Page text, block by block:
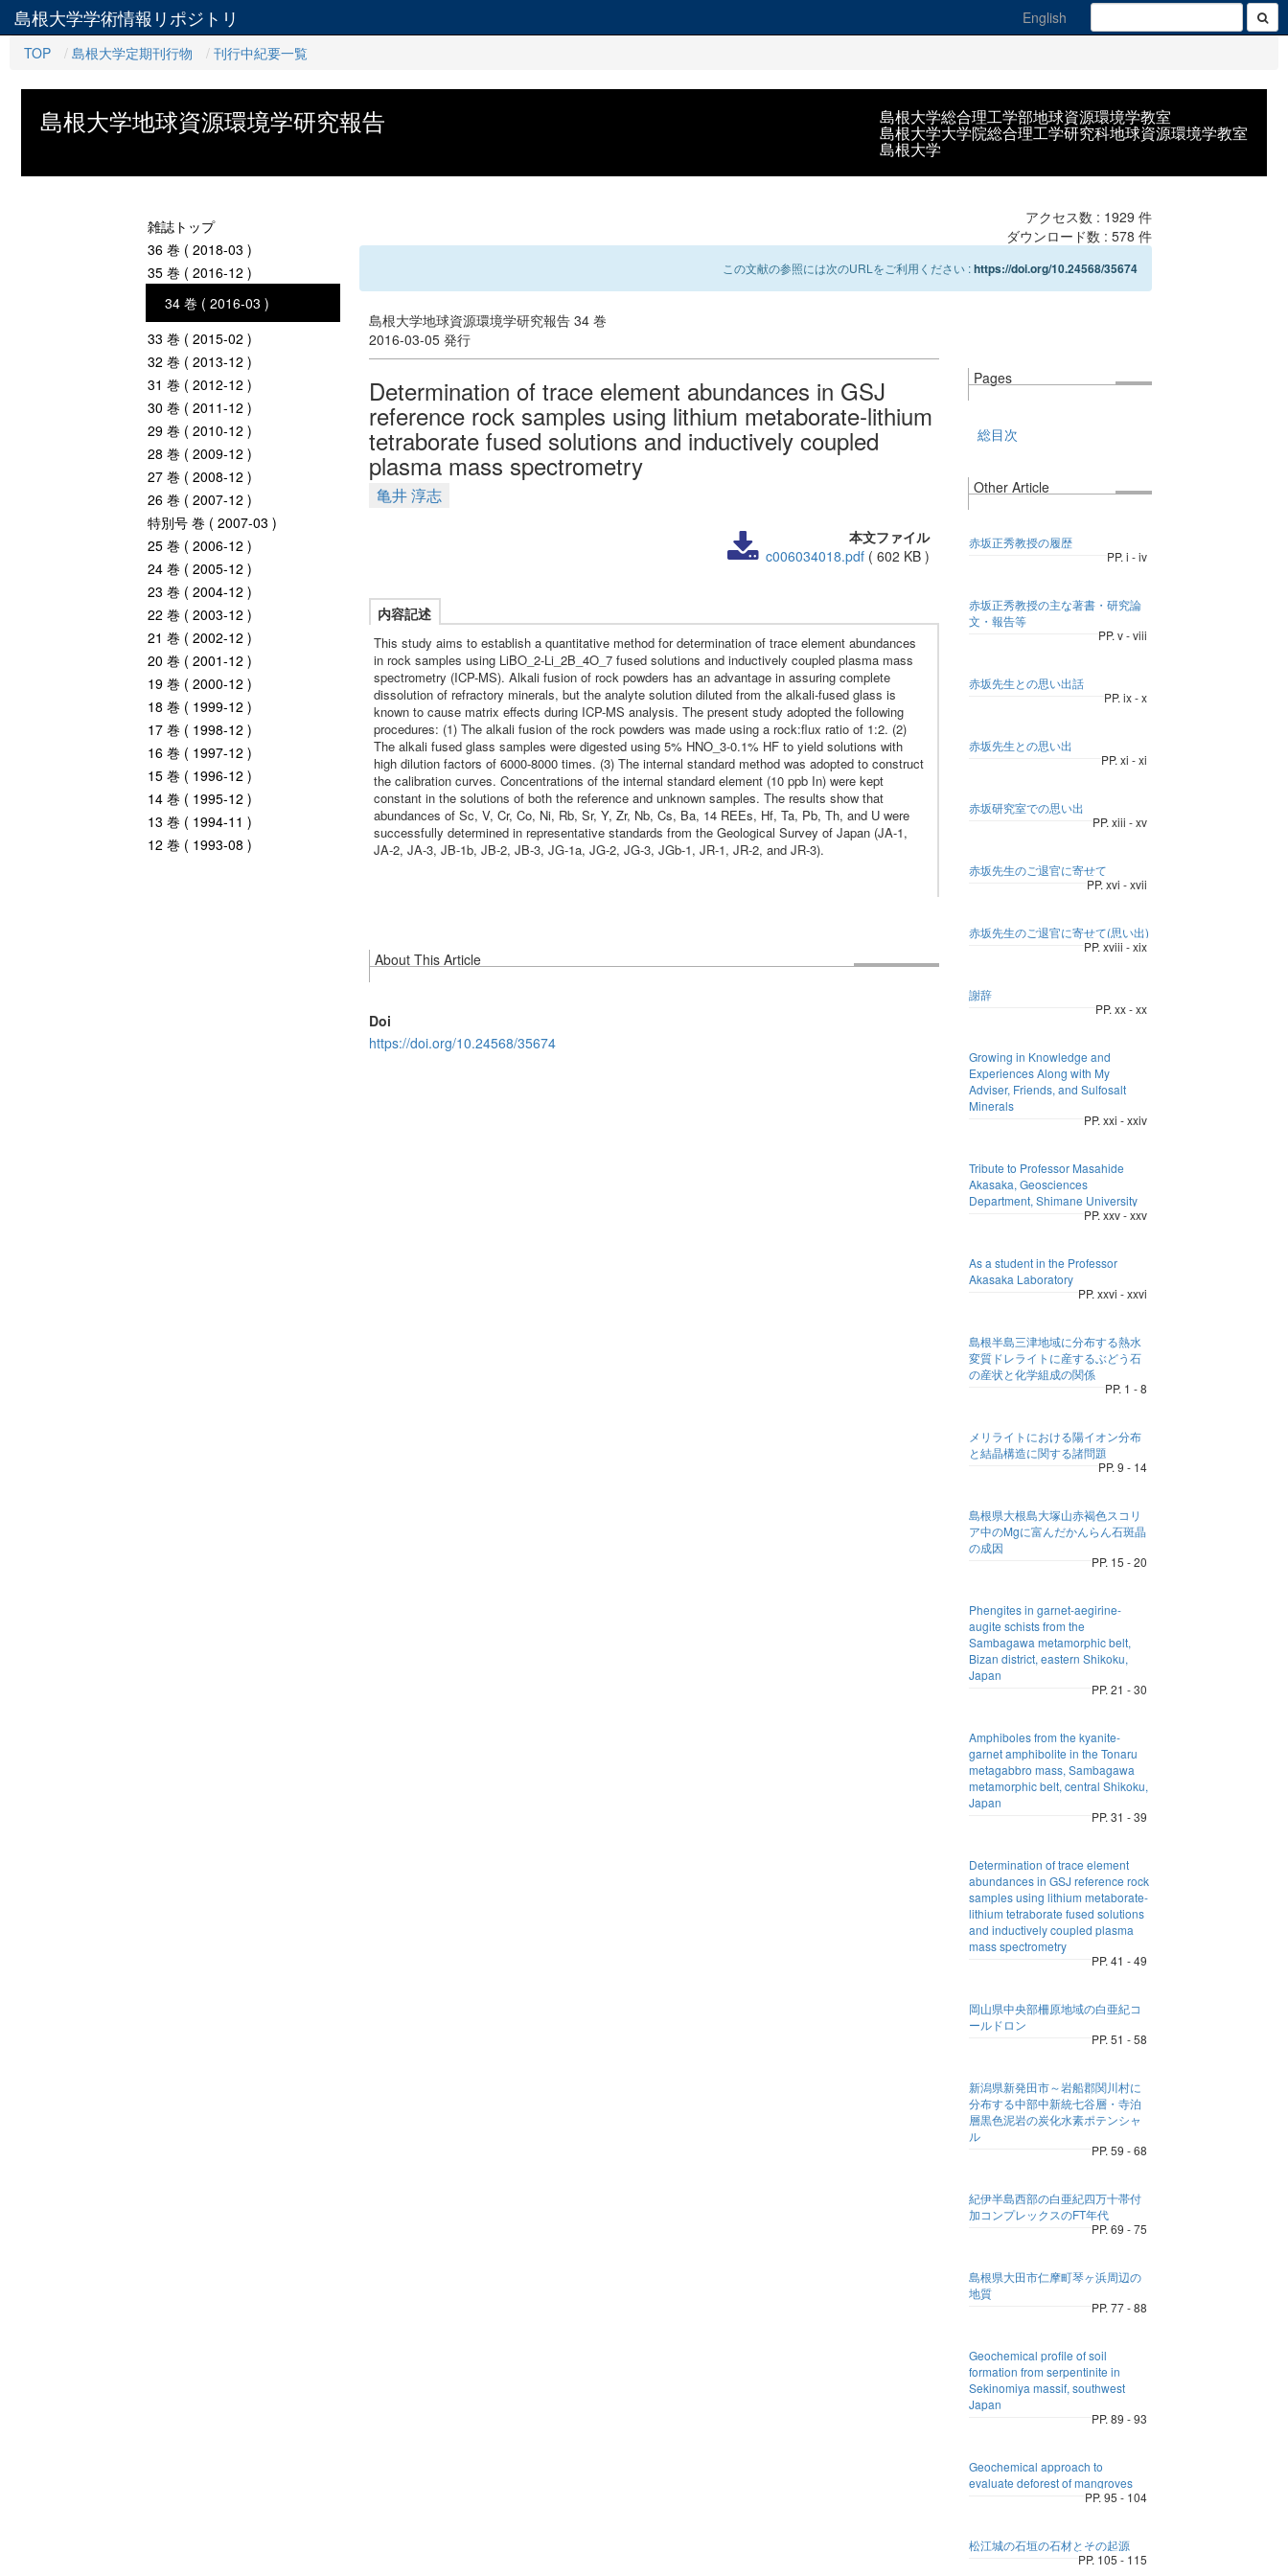
島根大学学術情報リポジトリ
English
TOP
島根大学定期刊行物 刊行中紀要一覧
島根大学総合理工学部地球資源環境学教室
島根大学大学院総合理工学研究科地球資源環境学教室
島根大学
島根大学地球資源環境学研究報告
雑誌トップ
36 巻 ( 2018-03 )
35 巻 ( 2016-12 )
34 巻 ( 2016-03 )
33 巻 ( 2015-02 )
32 巻 ( 2013-12 )
31 巻 ( 2012-12 )
30 巻 ( 2011-12 )
29 巻 ( 2010-12 )
28 巻 ( 2009-12 )
27 巻 ( 2008-12 )
26 巻 ( 2007-12 )
特別号 巻 ( 2007-03 )
25 巻 ( 2006-12 )
24 巻 ( 2005-12 )
23 巻 ( 2004-12 )
22 巻 ( 2003-12 )
21 巻 ( 2002-12 )
20 巻 ( 2001-12 )
19 巻 ( 2000-12 )
18 巻 ( 1999-12 )
17 巻 ( 1998-12 )
16 巻 ( 1997-12 )
15 巻 ( 1996-12 )
14 巻 ( 1995-12 )
13 巻 ( 1994-11 )
12 巻 ( 1993-08 )
アクセス数 : 1929 件
ダウンロード数 : 578 件
この文献の参照には次のURLをご利用ください :https://doi.org/10.24568/35674
島根大学地球資源環境学研究報告 34 巻
2016-03-05 発行
Determination of trace element abundances in GSJ
reference rock samples using lithium metaborate-lithium
tetraborate fused solutions and inductively coupled
plasma mass spectrometry
亀井 淳志
本文ファイル
c006034018.pdf (602 KB )
内容記述
This study aims to establish a quantitative method for determination of trace element abundances
in rock samples using LiBO_2-Li_2B_4O_7 fused solutions and inductively coupled plasma mass
spectrometry (ICP-MS). Alkali fusion of rock powders has an advantage in assuring complete
dissolution of refractory minerals, but the analyte solution diluted from the alkali-fused glass is
known to cause matrix effects during ICP-MS analysis. The present study adopted the following
procedures: (1) The alkali fusion of the rock powders was made using a rock:flux ratio of 1:2. (2)
The alkali fused glass samples were digested using 5% HNO_3-0.1% HF to yield solutions with
high dilution factors of 6000-8000 times. (3) The internal standard method was adopted to construct
the calibration curves. Concentrations of the internal standard element (10 ppb In) were kept
constant in the solutions of both the reference and unknown samples. The results show that
abundances of Sc, V, Cr, Co, Ni, Rb, Sr, Y, Zr, Nb, Cs, Ba, 14 REEs, Hf, Ta, Pb, Th, and U were
successfully determined in representative standards from the Geological Survey of Japan (JA-1,
JA-2, JA-3, JB-1b, JB-2, JB-3, JG-1a, JG-2, JG-3, JGb-1, JR-1, JR-2, and JR-3).
About This Article
Doi
https://doi.org/10.24568/35674
Pages
総目次
Other Article
赤坂正秀教授の履歴
PP. i - iv
赤坂正秀教授の主な著書・研究論
文・報告等
PP. v - viii
赤坂先生との思い出話
PP. ix - x
赤坂先生との思い出
PP. xi - xi
赤坂研究室での思い出
PP. xiii - xv
赤坂先生のご退官に寄せて
PP. xvi - xvii
赤坂先生のご退官に寄せて(思い出)
PP. xviii - xix
謝辞
PP. xx - xx
Growing in Knowledge and
Experiences Along with My
Adviser, Friends, and Sulfosalt
Minerals
PP. xxi - xxiv
Tribute to Professor Masahide
Akasaka, Geosciences
Department, Shimane University
PP. xxv - xxv
As a student in the Professor
Akasaka Laboratory
PP. xxvi - xxvi
島根半島三津地域に分布する熱水
変質ドレライトに産するぶどう石
の産状と化学組成の関係
PP. 1 - 8
メリライトにおける陽イオン分布
と結晶構造に関する諸問題
PP. 9 - 14
島根県大根島大塚山赤褐色スコリ
ア中のMgに富んだかんらん石斑晶
の成因
PP. 15 - 20
Phengites in garnet-aegirine-
augite schists from the
Sambagawa metamorphic belt,
Bizan district, eastern Shikoku,
Japan
PP. 21 - 30
Amphiboles from the kyanite-
garnet amphibolite in the Tonaru
metagabbro mass, Sambagawa
metamorphic belt, central Shikoku,
Japan
PP. 31 - 39
Determination of trace element
abundances in GSJ reference rock
samples using lithium metaborate-
lithium tetraborate fused solutions
and inductively coupled plasma
mass spectrometry
PP. 41 - 49
岡山県中央部柵原地域の白亜紀コ
ールドロン
PP. 51 - 58
新潟県新発田市～岩船郡関川村に
分布する中部中新統七谷層・寺泊
層黒色泥岩の炭化水素ポテンシャ
ル
PP. 59 - 68
紀伊半島西部の白亜紀四万十帯付
加コンプレックスのFT年代
PP. 69 - 75
島根県大田市仁摩町琴ヶ浜周辺の
地質
PP. 77 - 88
Geochemical profile of soil
formation from serpentinite in
Sekinomiya massif, southwest
Japan
PP. 89 - 93
Geochemical approach to
evaluate deforest of mangroves
PP. 95 - 104
松江城の石垣の石材とその起源
PP. 105 - 115